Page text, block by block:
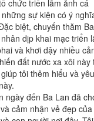
chức triển lãm ảnh cá
sự kiện có ý
biệt, chuyến thăm Ba
dịp khai mạc triển
và khơi dậy nhiều
đất nước xa xôi này
tôi thêm hiểu và yêu
ngày đến Ba Lan đã
cảm nhận vẻ đẹp